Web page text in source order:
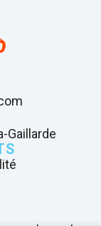
Gaillarde